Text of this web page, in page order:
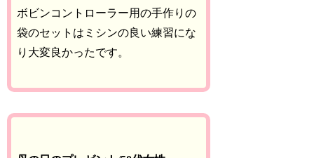
ボビンコントローラー用の手作りの
袋のセットはミシンの良い練習にな
り大変良かったです。